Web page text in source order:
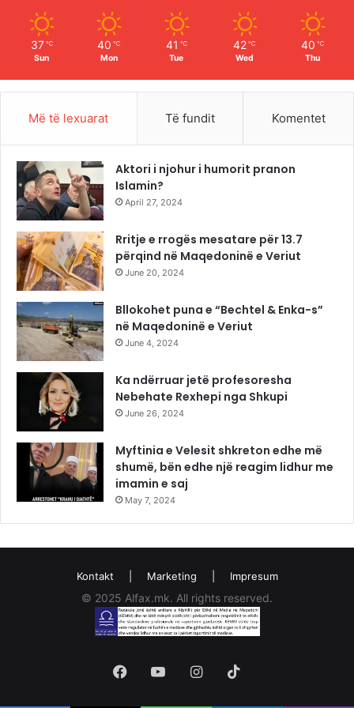
37 ℃
Sun
40 ℃
Mon
41 ℃
Tue
42 ℃
Wed
40 ℃
Thu
Më të lexuarat Të fundit Komentet
Aktori i njohur i humorit pranon
Islamin?
April 27, 2024
Rritje e rrogës mesatare për 13.7
përqind në Maqedoninë e Veriut
June 20, 2024
Bllokohet puna e “Bechtel & Enka-s”
në Maqedoninë e Veriut
June 4, 2024
Ka ndërruar jetë profesoresha
Nebehate Rexhepi nga Shkupi
June 26, 2024
Myftinia e Velesit shkreton edhe më
shumë, bën edhe një reagim lidhur me
imamin e saj
May 7, 2024
Kontakt Marketing Impresum
© 2025 Alfax.mk. All rights reserved.
FacebookYouTubeInstagram